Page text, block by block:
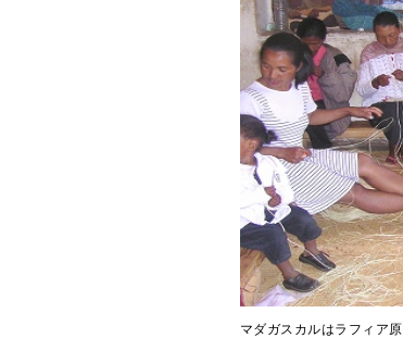
マダガスカルはラフィア